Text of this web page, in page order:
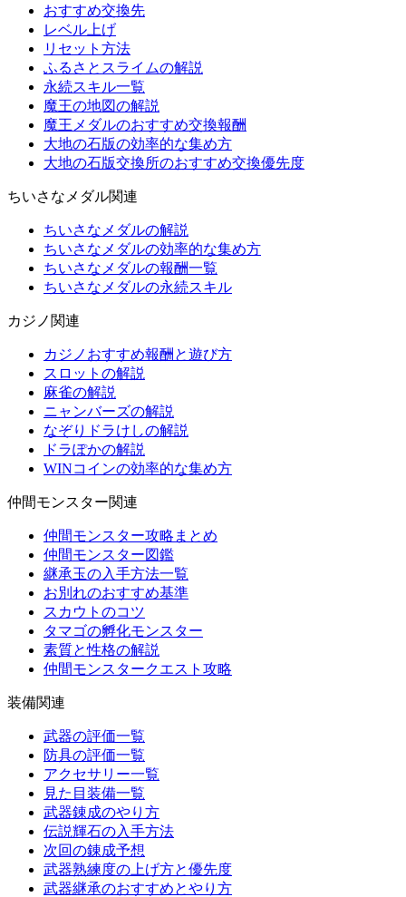
おすすめ交換先
レベル上げ
リセット方法
ふるさとスライムの解説
永続スキル一覧
魔王の地図の解説
魔王メダルのおすすめ交換報酬
大地の石版の効率的な集め方
大地の石版交換所のおすすめ交換優先度
ちいさなメダル関連
ちいさなメダルの解説
ちいさなメダルの効率的な集め方
ちいさなメダルの報酬一覧
ちいさなメダルの永続スキル
カジノ関連
カジノおすすめ報酬と遊び方
スロットの解説
麻雀の解説
ニャンバーズの解説
なぞりドラけしの解説
ドラぽかの解説
WINコインの効率的な集め方
仲間モンスター関連
仲間モンスター攻略まとめ
仲間モンスター図鑑
継承玉の入手方法一覧
お別れのおすすめ基準
スカウトのコツ
タマゴの孵化モンスター
素質と性格の解説
仲間モンスタークエスト攻略
装備関連
武器の評価一覧
防具の評価一覧
アクセサリー一覧
見た目装備一覧
武器錬成のやり方
伝説輝石の入手方法
次回の錬成予想
武器熟練度の上げ方と優先度
武器継承のおすすめとやり方